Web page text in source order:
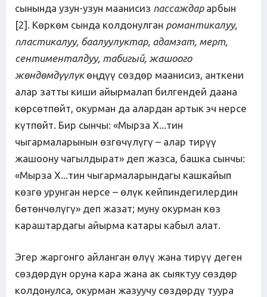
сынында узун-узун маанисиз пассаждарарбын
[2]. Көркөм сында колдонулган романтикалуу,
пластикалуу, баалуулуктар, адамзат, мерт,
сентименталдуу, табигый, жашоого
жөндөмдүүлүкөңдүү сөздөр маанисиз, анткени
алар затты киши айырмалап билгендей даана
көрсөтпөйт, окурман да алардан артык эч нерсе
күтпөйт. Бир сынчы: «Мырза Х...тин
чыгармаларынын өзгөчүлүгү – алар тирүү
жашоону чагылдырат» деп жазса, башка сынчы:
«Мырза Х...тин чыгармаларындагы кашкайып
көзгө урунган нерсе – өлүк кейпиндегилердин
бөтөнчөлүгү» деп жазат; муну окурман көз
караштардагы айырма катары кабыл алат.
Эгер жаргонго айланган өлүү жана тирүү деген
сөздөрдүн оруна кара жана ак сыяктуу сөздөр
колдонулса, окурман жазуучу сөздөрдү туура